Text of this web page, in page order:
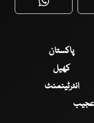
WhatsApp
پاکستان
کھیل
انٹرٹینمنٹ